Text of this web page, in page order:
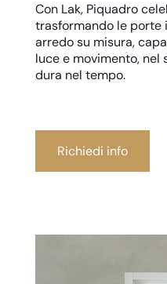
Con Lak, Piquadro
trasformando le porte
arredo su misura,
luce e movimento, nel
dura nel tempo.
Richiedi info